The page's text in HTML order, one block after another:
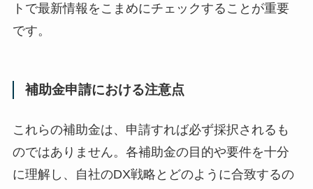
トで最新情報をこまめにチェックすることが重要
です。
補助金申請における注意点
これらの補助金は、申請すれば必ず採択されるも
のではありません。各補助金の目的や要件を十分
に理解し、自社のDX戦略とどのように合致するの